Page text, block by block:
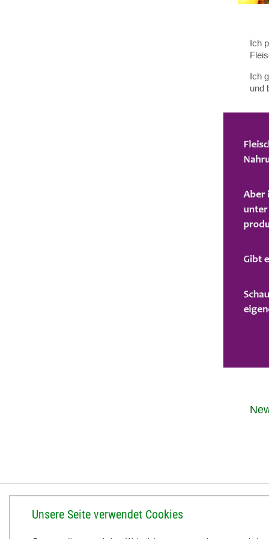
Ich
Ich
und
BISTUM ERFURT
Bischöfliches Ordinariat
Unsere Seite verwendet Cookies